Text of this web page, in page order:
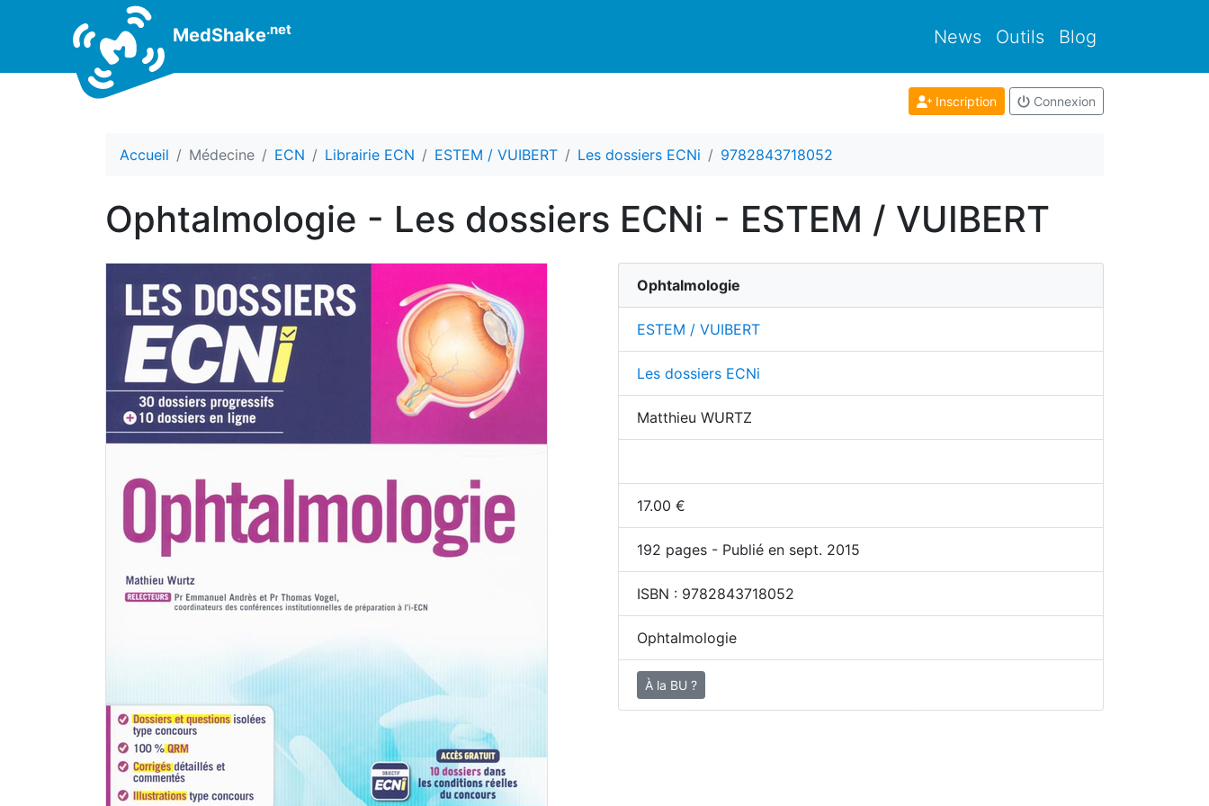
MedShake.net News Outils Blog
Inscription Connexion
Accueil Médecine ECN Librairie ECN ESTEM / VUIBERT Les dossiers ECNi 9782843718052
Ophtalmologie - Les dossiers ECNi - ESTEM / VUIBERT
Ophtalmologie
ESTEM / VUIBERT
Les dossiers ECNi
Matthieu WURTZ
17.00 €
192 pages - Publié en sept. 2015
ISBN : 9782843718052
Ophtalmologie
À la BU ?